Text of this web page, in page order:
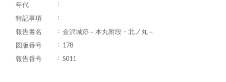
年代
特記事項
報告書名
金沢城跡－本丸附段・北ノ丸－
図版番号
178
報告番号
S011